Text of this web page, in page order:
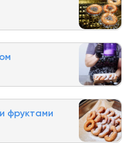
фруктами